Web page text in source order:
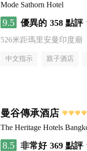
Mode Sathorn Hotel
9.5 優異的 358 點評
526米距瑪里安曼印度廟
中文指示 親子酒店
曼谷傳承酒店
The Heritage Hotels
8.5 非常好 369 點評